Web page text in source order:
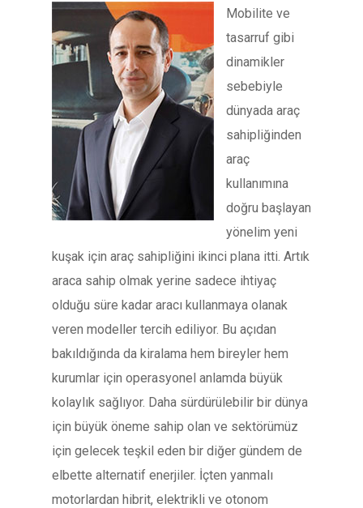
Mobilite ve
tasarruf gibi
dinamikler
sebebiyle
dünyada araç
sahipliğinden
araç
kullanımına
doğru başlayan
yönelim yeni
kuşak için araç sahipliğini ikinci plana itti. Artık
araca sahip olmak yerine sadece ihtiyaç
olduğu süre kadar aracı kullanmaya olanak
veren modeller tercih ediliyor. Bu açıdan
bakıldığında da kiralama hem bireyler hem
kurumlar için operasyonel anlamda büyük
kolaylık sağlıyor. Daha sürdürülebilir bir dünya
için büyük öneme sahip olan ve sektörümüz
için gelecek teşkil eden bir diğer gündem de
elbette alternatif enerjiler. İçten yanmalı
motorlardan hibrit, elektrikli ve otonom